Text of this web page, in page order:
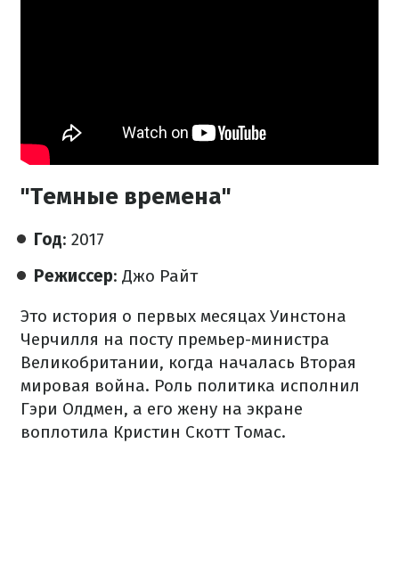
"Темные времена"
Год: 2017
Режиссер: Джо Райт
Это история о первых месяцах Уинстона
Черчилля на посту премьер-министра
Великобритании, когда началась Вторая
мировая война. Роль политика исполнил
Гэри Олдмен, а его жену на экране
воплотила Кристин Скотт Томас.